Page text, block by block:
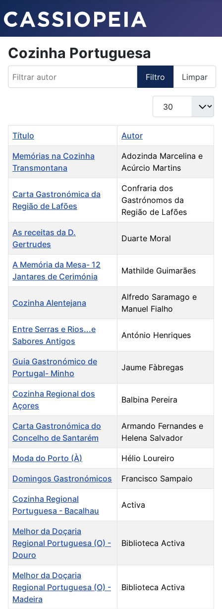
Cozinha Portuguesa
Filtro Limpar
Qtd. a exibir
Título Autor
Memórias na Cozinha
Transmontana
Adozinda Marcelina e
Acúrcio Martins
Carta Gastronómica da
Região de Lafões
Confraria dos
Gastrónomos da
Região de Lafões
As receitas da D.
Gertrudes
Duarte Moral
A Memória da Mesa- 12
Jantares de Cerimónia
Mathilde Guimarães
Cozinha Alentejana
Alfredo Saramago e
Manuel Fialho
Entre Serras e Rios...e
Sabores Antigos
António Henriques
Guia Gastronómico de
Portugal- Minho
Jaume Fàbregas
Cozinha Regional dos
Açores
Balbina Pereira
Carta Gastronómica do
Concelho de Santarém
Armando Fernandes e
Helena Salvador
Moda do Porto (À) Hélio Loureiro
Domingos Gastronómicos Francisco Sampaio
Cozinha Regional
Portuguesa - Bacalhau
Activa
Melhor da Doçaria
Regional Portuguesa (O) -
Douro
Biblioteca Activa
Melhor da Doçaria
Regional Portuguesa (O) -
Madeira
Biblioteca Activa